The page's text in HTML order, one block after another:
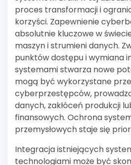
proces transformacji i
korzyści. Zapewnienie
absolutnie kluczowe w
maszyn i strumieni danych.
punktów dostępu i wymiana
systemami stwarza nowe
mogą być wykorzystane
cyberprzestępców,
danych, zakłóceń produkcji
finansowych. Ochrona
przemysłowych staje się
Integracja istniejących
technologiami może być